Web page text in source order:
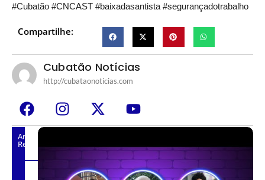
#Cubatão #CNCAST #baixadasantista #segurançadotrabalho
Compartilhe:
Cubatão Notícias
http://cubataonoticias.com
Artigos
Relacionados